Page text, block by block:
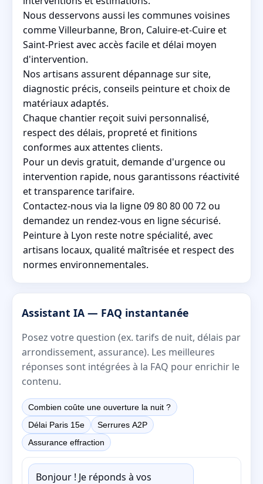
Nous desservons aussi les communes voisines
comme Villeurbanne, Bron, Caluire-et-Cuire et
Saint-Priest avec accès facile et délai moyen
d'intervention.
Nos artisans assurent dépannage sur site,
diagnostic précis, conseils peinture et choix de
matériaux adaptés.
Chaque chantier reçoit suivi personnalisé,
respect des délais, propreté et finitions
conformes aux attentes clients.
Pour un devis gratuit, demande d'urgence ou
intervention rapide, nous garantissons réactivité
et transparence tarifaire.
Contactez-nous via la ligne 09 80 80 00 72 ou
demandez un rendez-vous en ligne sécurisé.
Peinture à Lyon reste notre spécialité, avec
artisans locaux, qualité maîtrisée et respect des
normes environnementales.
Assistant IA — FAQ instantanée
Posez votre question (ex. tarifs de nuit, délais par
arrondissement, assurance). Les meilleures
réponses sont intégrées à la FAQ pour enrichir le
contenu.
Combien coûte une ouverture la nuit ?
Délai Paris 15e
Serrures A2P
Assurance effraction
Bonjour ! Je réponds à vos